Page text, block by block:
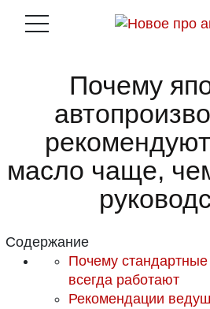
Почему
масло чаще,
Содержание
Почему
всегда работают
Рекомендации